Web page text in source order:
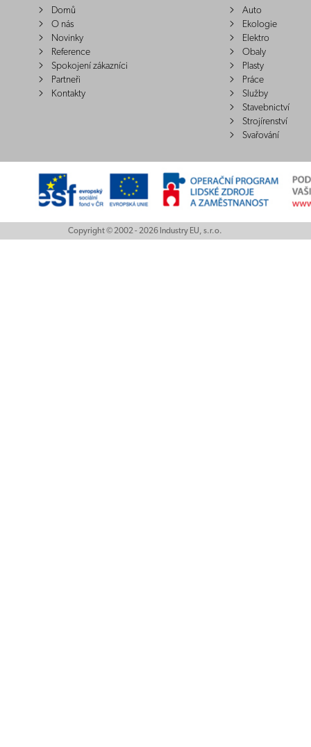
Domů
O nás
Novinky
Reference
Spokojení zákazníci
Partneři
Kontakty
Auto
Ekologie
Elektro
Obaly
Plasty
Práce
Služby
Stavebnictví
Strojírenství
Svařování
Copyright © 2002 - 2026 Industry EU, s.r.o.